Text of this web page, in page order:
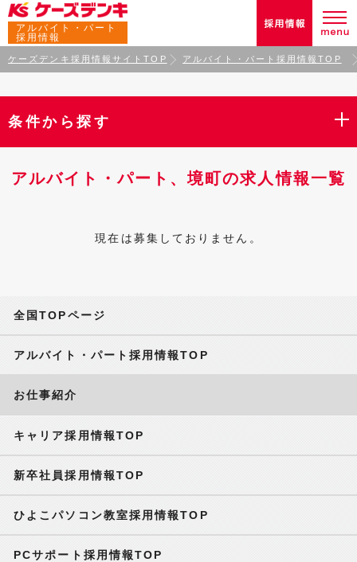
アルバイト・パート
採用情報
ケーズデンキ採用情報サイトTOP アルバイト・パート採用情報TOP
条件から探す
アルバイト・パート、境町の求人情報一覧
現在は募集しておりません。
全国TOPページ
アルバイト・パート採用情報TOP
お仕事紹介
キャリア採用情報TOP
新卒社員採用情報TOP
ひよこパソコン教室採用情報TOP
PCサポート採用情報TOP